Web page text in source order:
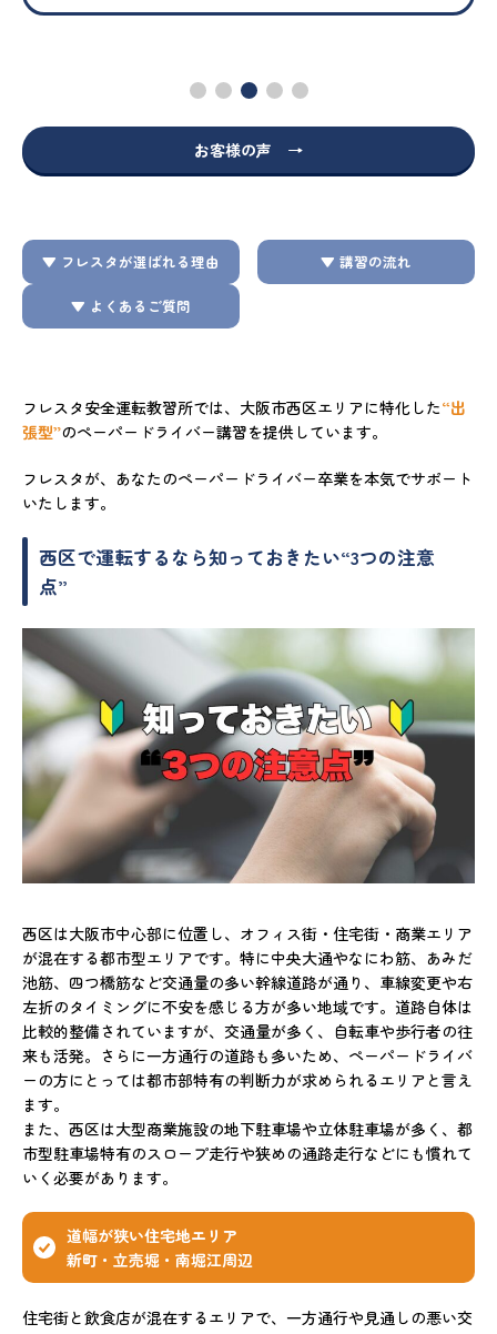
お客様の声 →
▼ フレスタが選ばれる理由 ▼ 講習の流れ
▼ よくあるご質問
フレスタ安全運転教習所では、大阪市西区エリアに特化した“出
張型”のペーパードライバー講習を提供しています。
フレスタが、あなたのペーパードライバー卒業を本気でサポート
いたします。
西区で運転するなら知っておきたい“3つの注意
点”
西区は大阪市中心部に位置し、オフィス街・住宅街・商業エリア
が混在する都市型エリアです。特に中央大通やなにわ筋、あみだ
池筋、四つ橋筋など交通量の多い幹線道路が通り、車線変更や右
左折のタイミングに不安を感じる方が多い地域です。道路自体は
比較的整備されていますが、交通量が多く、自転車や歩行者の往
来も活発。さらに一方通行の道路も多いため、ペーパードライバ
ーの方にとっては都市部特有の判断力が求められるエリアと言え
ます。
また、西区は大型商業施設の地下駐車場や立体駐車場が多く、都
市型駐車場特有のスロープ走行や狭めの通路走行などにも慣れて
いく必要があります。
道幅が狭い住宅地エリア
新町・立売堀・南堀江周辺
住宅街と飲食店が混在するエリアで、一方通行や見通しの悪い交